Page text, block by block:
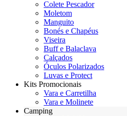
Colete Pescador
Moletom
Manguito
Bonés e Chapéus
Viseira
Buff e Balaclava
Calçados
Óculos Polarizados
Luvas e Protect
Kits Promocionais
Vara e Carretilha
Vara e Molinete
Camping